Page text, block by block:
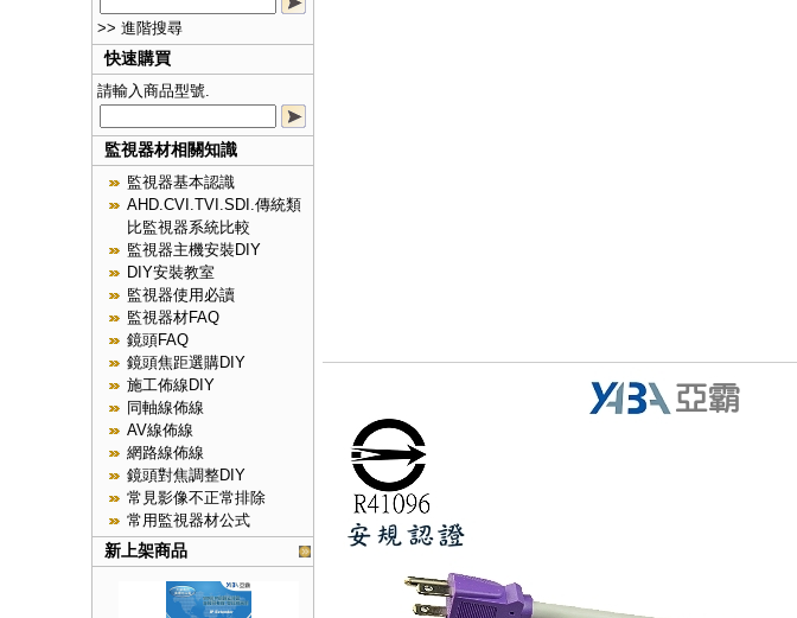
>> 進階搜尋
快速購買
請輸入商品型號.
監視器材相關知識
監視器基本認識
AHD.CVI.TVI.SDI.傳統類
比監視器系統比較
監視器主機安裝DIY
DIY安裝教室
監視器使用必讀
監視器材FAQ
鏡頭FAQ
鏡頭焦距選購DIY
施工佈線DIY
同軸線佈線
AV線佈線
網路線佈線
鏡頭對焦調整DIY
常見影像不正常排除
常用監視器材公式
新上架商品